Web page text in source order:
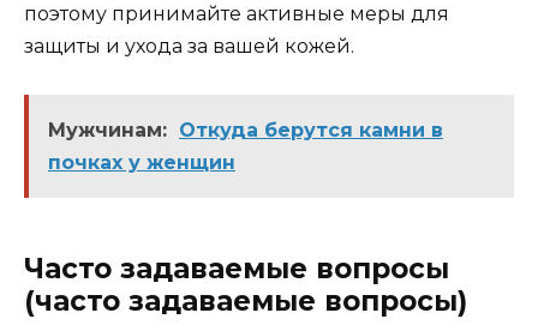
поэтому принимайте активные меры для
защиты и ухода за вашей кожей.
Мужчинам: Откуда берутся камни в
почках у женщин
Часто задаваемые вопросы
(часто задаваемые вопросы)